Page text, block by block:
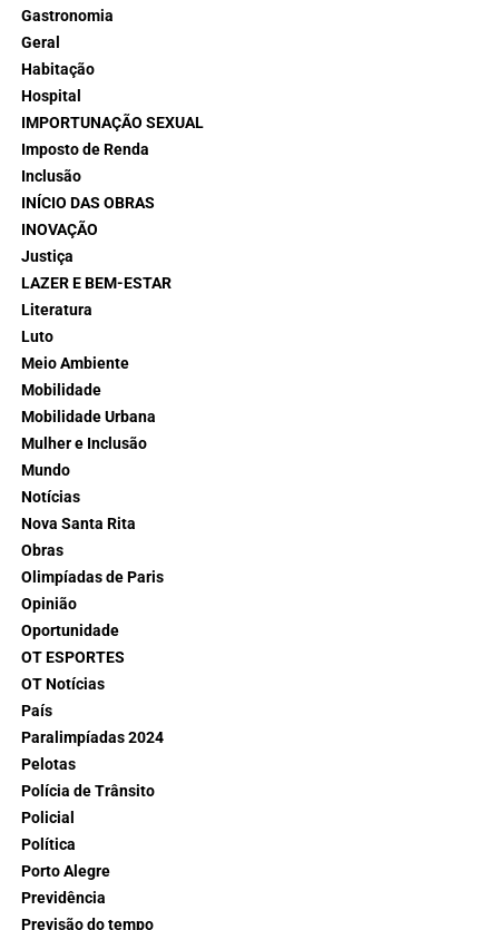
Gastronomia
Geral
Habitação
Hospital
IMPORTUNAÇÃO SEXUAL
Imposto de Renda
Inclusão
INÍCIO DAS OBRAS
INOVAÇÃO
Justiça
LAZER E BEM-ESTAR
Literatura
Luto
Meio Ambiente
Mobilidade
Mobilidade Urbana
Mulher e Inclusão
Mundo
Notícias
Nova Santa Rita
Obras
Olimpíadas de Paris
Opinião
Oportunidade
OT ESPORTES
OT Notícias
País
Paralimpíadas 2024
Pelotas
Polícia de Trânsito
Policial
Política
Porto Alegre
Previdência
Previsão do tempo